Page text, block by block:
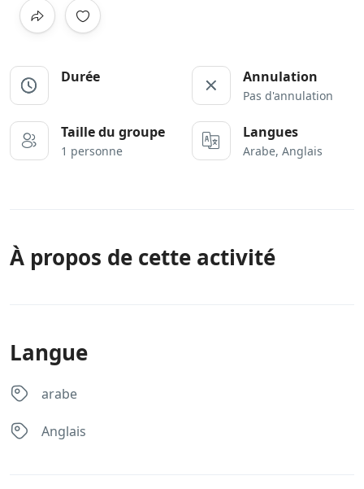
Durée Annulation
Pas d'annulation
Taille du groupe
1 personne
Langues
Arabe, Anglais
À propos de cette activité
Langue
arabe
Anglais